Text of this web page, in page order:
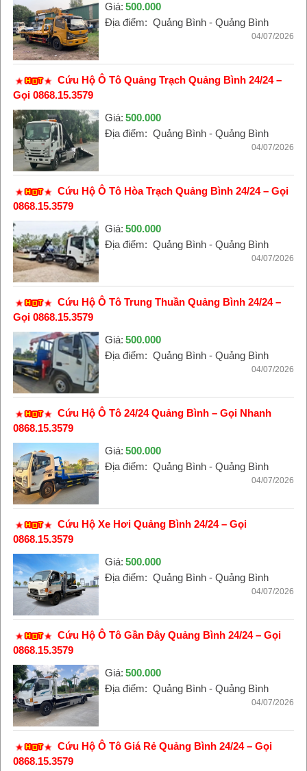
Giá: 500.000
Địa điểm: Quảng Bình - Quảng Bình
04/07/2026
Cứu Hộ Ô Tô Quảng Trạch Quảng Bình 24/24 –
Gọi 0868.15.3579
Giá: 500.000
Địa điểm: Quảng Bình - Quảng Bình
04/07/2026
Cứu Hộ Ô Tô Hòa Trạch Quảng Bình 24/24 – Gọi
0868.15.3579
Giá: 500.000
Địa điểm: Quảng Bình - Quảng Bình
04/07/2026
Cứu Hộ Ô Tô Trung Thuần Quảng Bình 24/24 –
Gọi 0868.15.3579
Giá: 500.000
Địa điểm: Quảng Bình - Quảng Bình
04/07/2026
Cứu Hộ Ô Tô 24/24 Quảng Bình – Gọi Nhanh
0868.15.3579
Giá: 500.000
Địa điểm: Quảng Bình - Quảng Bình
04/07/2026
Cứu Hộ Xe Hơi Quảng Bình 24/24 – Gọi
0868.15.3579
Giá: 500.000
Địa điểm: Quảng Bình - Quảng Bình
04/07/2026
Cứu Hộ Ô Tô Gần Đây Quảng Bình 24/24 – Gọi
0868.15.3579
Giá: 500.000
Địa điểm: Quảng Bình - Quảng Bình
04/07/2026
Cứu Hộ Ô Tô Giá Rẻ Quảng Bình 24/24 – Gọi
0868.15.3579